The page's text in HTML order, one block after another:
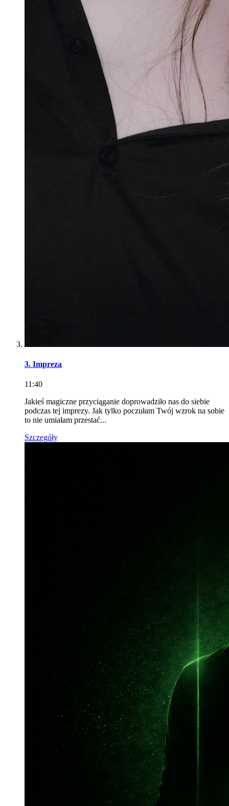
3. Impreza
11:40
Jakieś magiczne przyciąganie doprowadziło nas do siebie
podczas tej imprezy. Jak tylko poczułam Twój wzrok na sobie
to nie umiałam przestać...
Szczegóły